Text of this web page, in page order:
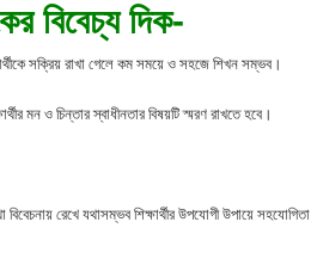
বিবেচ্য দিক-
সক্রিয় রাখা গেলে কম সময়ে ও সহজে শিখন সম্ভব।
মন ও চিন্তার স্বাধীনতার বিষয়টি স্মরণ রাখতে হবে।
রেখে যথাসম্ভব শিক্ষার্থীর উপযোগী উপায়ে সহযোগিতা